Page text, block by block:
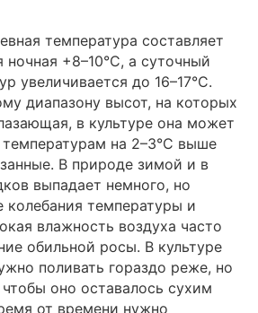
температура составляет
ночная +8–10°C, а суточный
увеличивается до 16–17°C.
диапазону высот, на которых
в культуре она может
на 2–3°C выше
В природе зимой и в
выпадает немного, но
колебания температуры и
влажность воздуха часто
обильной росы. В культуре
поливать гораздо реже, но
чтобы оно оставалось сухим
от времени нужно